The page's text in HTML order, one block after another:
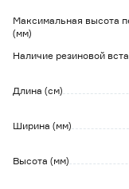
Максимальная высота
(мм)
Наличие резиновой
Длина (см)
Ширина (мм)
Высота (мм)